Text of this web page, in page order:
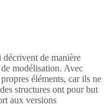
de manière
modélisation. Avec
éléments, car ils ne
structures ont pour but
aux versions